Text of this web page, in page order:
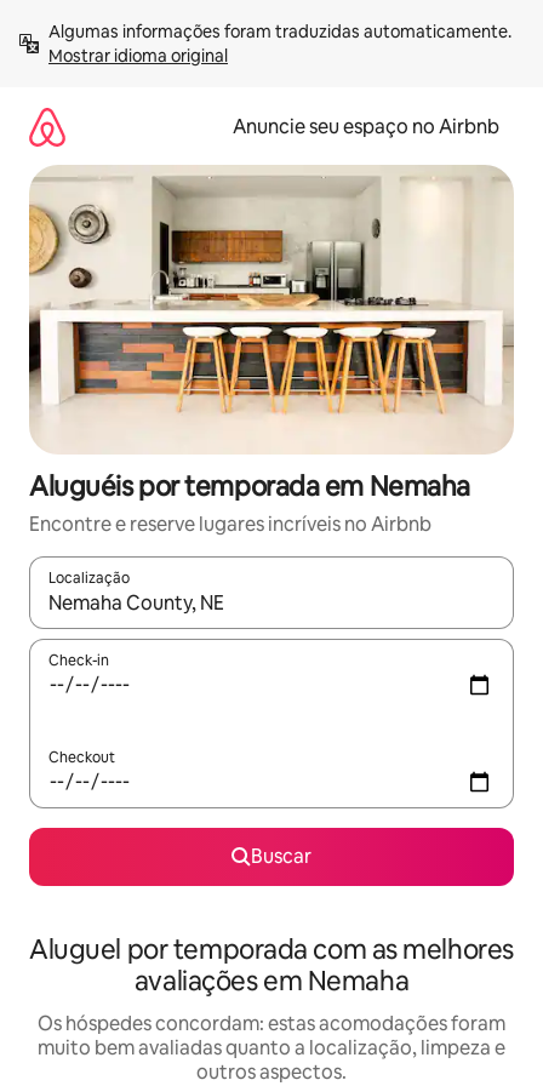
para
Mostrar idioma original
Anuncie seu espaço no Airbnb
Aluguéis por temporada em Nemaha
Encontre e reserve lugares incríveis no Airbnb
Localização
Quando os resultados estiverem disponíveis, explore-os
Check-in
Checkout
Buscar
Aluguel por temporada com as melhores
avaliações em Nemaha
Os hóspedes concordam: estas acomodações foram
muito bem avaliadas quanto a localização, limpeza e
outros aspectos.